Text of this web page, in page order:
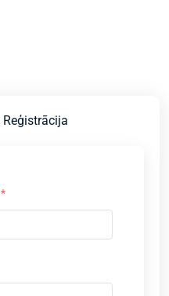
Reģistrācija
*